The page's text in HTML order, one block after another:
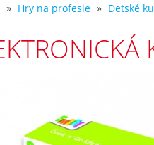
Hry na profesie Detské